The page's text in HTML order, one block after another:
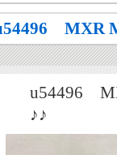
MXR
u54496
♪♪